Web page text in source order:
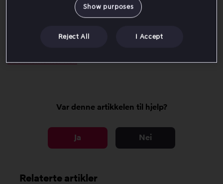
Abonnementet fornyes automatisk hver måned.
Viaplay kan ikke endre eller si opp en pakke, siden
abonnementer her.
Var denne artikkelen til hjelp?
Ja Nei
Relaterte artikler
Show purposes
Reject All I Accept